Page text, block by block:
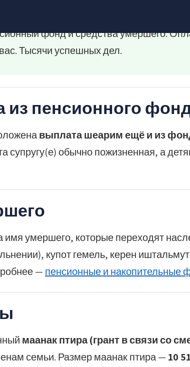
фонд и средства умершего.
вас. Тысячи успешных дел.
из пенсионного
выплата шеарим ещё и из
супругу(е) обычно пожизненная, а
имя умершего, которые переходят
купот гемель, керен
— пенсионные и накопительные
маанак птира (грант в связи со
семьи. Размер маанак птира — 10